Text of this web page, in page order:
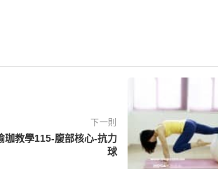
下一則
珈教學115-腹部核心-抗力
球